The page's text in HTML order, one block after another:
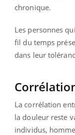
chronique.
Les personnes
fil du temps
dans leur
La corrélation
la douleur reste
individus,